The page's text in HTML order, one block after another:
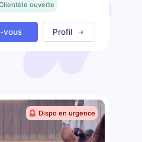
ouverte
vous Profil
🚨 Dispo en urgence